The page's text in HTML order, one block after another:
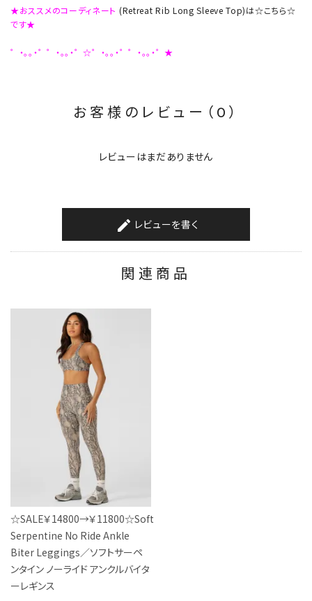
★おススメのコーディネート (Retreat Rib Long Sleeve Top)は☆こちら☆
です★
゜・。。・゜゜・。。・゜☆゜・。。・゜゜・。。・゜★
お客様のレビュー（0）
レビューはまだありません
create レビューを書く
関連商品
☆SALE￥14800→￥11800☆Soft
Serpentine No Ride Ankle
Biter Leggings／ソフトサーペ
ンタイン ノーライド アンクルバイタ
ーレギンス